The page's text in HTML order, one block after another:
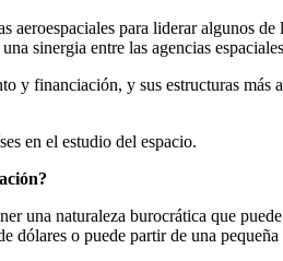
aeroespaciales para liderar algunos
sinergia entre las agencias
y financiación, y sus estructuras más
una naturaleza burocrática que
dólares o puede partir de una